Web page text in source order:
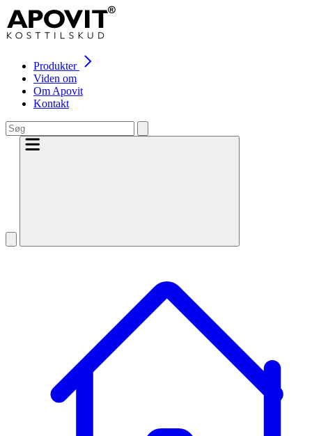
Produkter
Viden om
Om Apovit
Kontakt